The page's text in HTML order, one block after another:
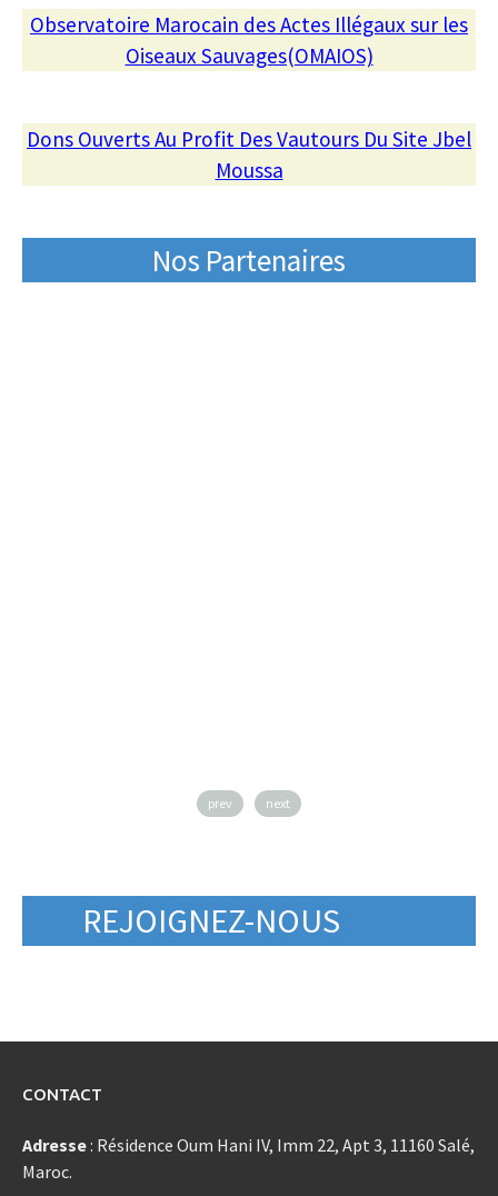
Observatoire Marocain des Actes Illégaux sur les
Oiseaux Sauvages(OMAIOS)
Dons Ouverts Au Profit Des Vautours Du Site Jbel
Moussa
Nos Partenaires
prev next
REJOIGNEZ-NOUS
CONTACT
Adresse: Résidence Oum Hani IV, Imm 22, Apt 3, 11160 Salé,
Maroc.